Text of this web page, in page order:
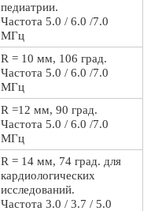
педиатрии.
Частота 5.0 / 6.0 /7.0
МГц
R = 10 мм, 106 град.
Частота 5.0 / 6.0 /7.0
МГц
R =12 мм, 90 град.
Частота 5.0 / 6.0 /7.0
МГц
R = 14 мм, 74 град. для
кардиологических
исследований.
Частота 3.0 / 3.7 / 5.0